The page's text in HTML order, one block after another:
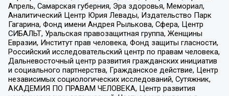
Апрель, Самарская губерния, Эра здоровья, Мемориал,
Аналитический Центр Юрия Левады, Издательство Парк
Гагарина, Фонд имени Андрея Рылькова, Сфера, Центр
СИБАЛЬТ, Уральская правозащитная группа, Женщины
Евразии, Институт прав человека, Фонд защиты гласности,
Российский исследовательский центр по правам человека,
Дальневосточный центр развития гражданских инициатив
и социального партнерства, Гражданское действие, Центр
независимых социологических исследований, Сутяжник,
АКАДЕМИЯ ПО ПРАВАМ ЧЕЛОВЕКА, Центр развития